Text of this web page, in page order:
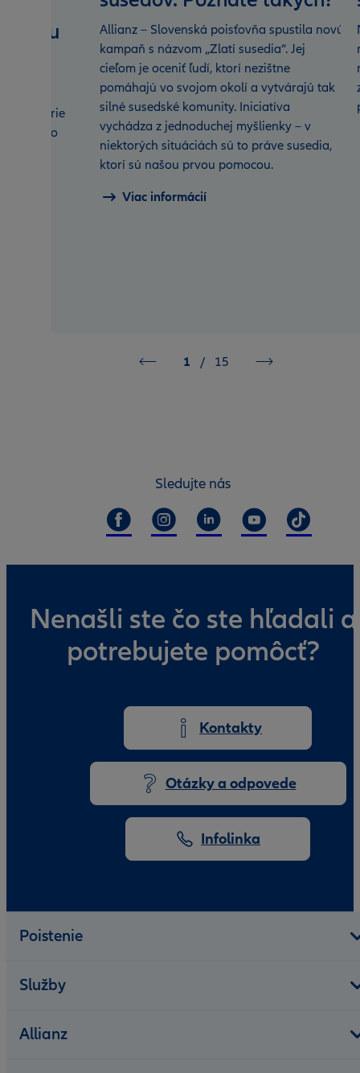
môžu
kancelárie
do
Allianz – Slovenská poisťovňa spustila novú
kampaň s názvom „Zlatí susedia“. Jej
cieľom je oceniť ľudí, ktorí nezištne
pomáhajú vo svojom okolí a vytvárajú tak
silné susedské komunity. Iniciatíva
vychádza z jednoduchej myšlienky – v
niektorých situáciách sú to práve susedia,
ktorí sú našou prvou pomocou.
Viac informácií
1 / 15
Sledujte nás
Nenašli ste čo ste hľadali a
potrebujete pomôcť?
Kontakty
Otázky a odpovede
Infolinka
Poistenie
Služby
Allianz